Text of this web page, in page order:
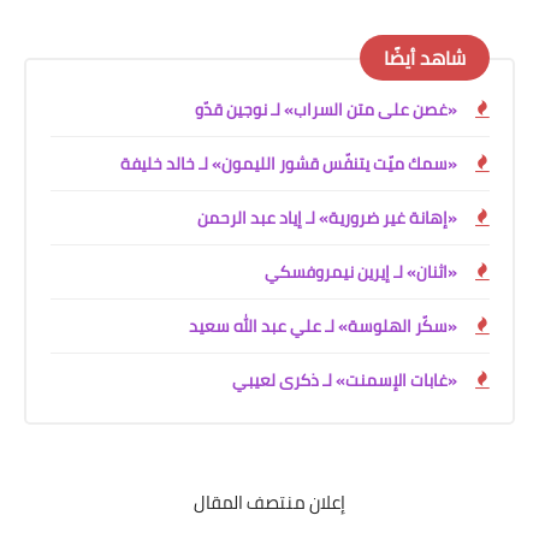
شاهد أيضًا
«غصن على متن السراب» لـ نوجين قدّو
«سمك ميّت يتنفّس قشور الليمون» لـ خالد خليفة
«إهانة غير ضرورية» لـ إياد عبد الرحمن
«اثنان» لـ إيرين نيمروفسكي
«سكّر الهلوسة» لـ علي عبد الله سعيد
«غابات الإسمنت» لـ ذكرى لعيبي
إعلان منتصف المقال